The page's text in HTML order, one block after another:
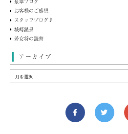
お客様のご感想
スタッフブログ♪
城崎温泉
若女将の読書
アーカイブ